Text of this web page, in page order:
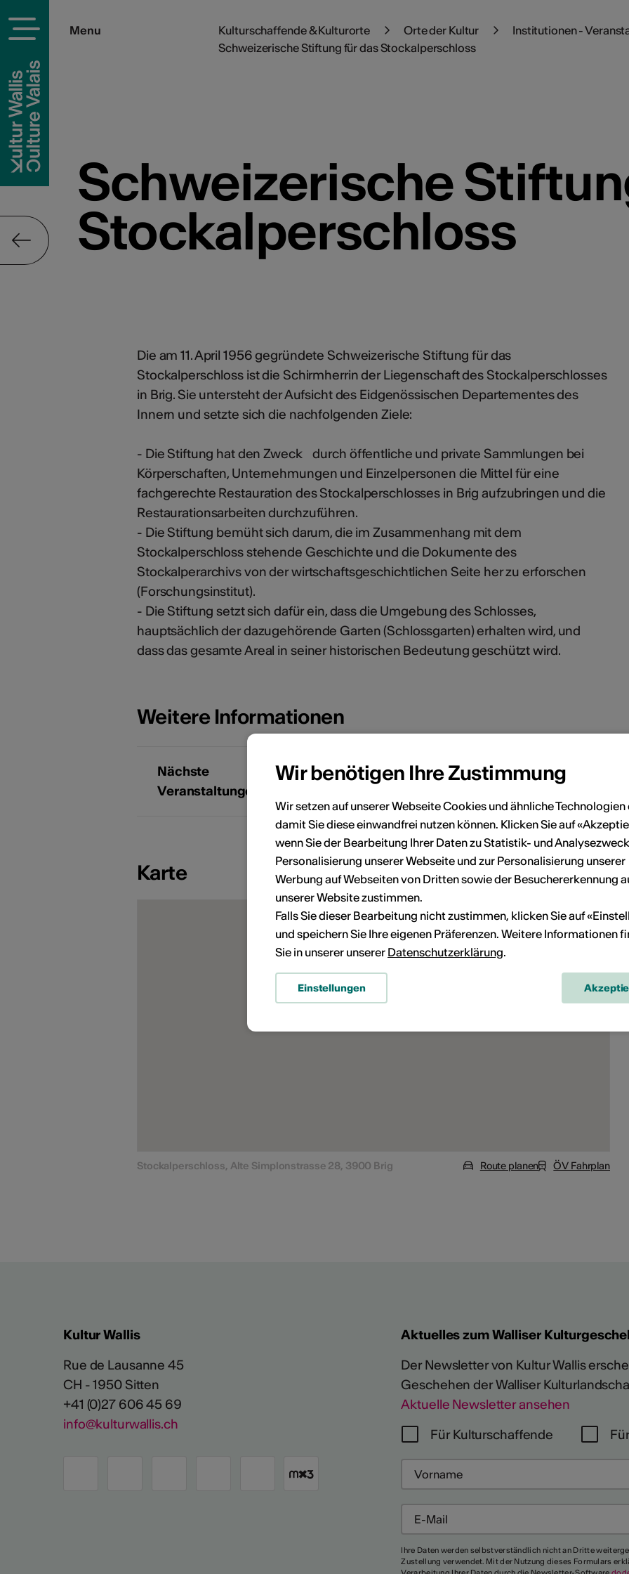
Menu Kulturschaffende & Kulturorte Orte der Kultur
Institutionen -
Schweizerische Stiftung für das Stockalperschloss
Schweizerische
Stockalperschloss
Die am 11. April 1956 gegründete Schweizerische Stiftung für das
Stockalperschloss ist die Schirmherrin der Liegenschaft des Stockalperschlosses
in Brig. Sie untersteht der Aufsicht des Eidgenössischen Departementes des
Innern und setzte sich die nachfolgenden Ziele:
- Die Stiftung hat den Zweck durch öffentliche und private Sammlungen bei
Körperschaften, Unternehmungen und Einzelpersonen die Mittel für eine
fachgerechte Restauration des Stockalperschlosses in Brig aufzubringen und die
Restaurationsarbeiten durchzuführen.
- Die Stiftung bemüht sich darum, die im Zusammenhang mit dem
Stockalperschloss stehende Geschichte und die Dokumente des
Stockalperarchivs von der wirtschaftsgeschichtlichen Seite her zu erforschen
(Forschungsinstitut).
- Die Stiftung setzt sich dafür ein, dass die Umgebung des Schlosses,
hauptsächlich der dazugehörende Garten (Schlossgarten) erhalten wird, und
dass das gesamte Areal in seiner historischen Bedeutung geschützt wird.
Weitere Informationen
Nächste
Veranstaltungen
04.10.2026
Karte
Stockalperschloss, Alte Simplonstrasse 28, 3900 Brig Route planen ÖV Fahrplan
Kultur Wallis
Rue de Lausanne 45
CH - 1950 Sitten
+41 (0)27 606 45 69
info@kulturwallis.ch
Aktuelles zum Walliser
Der Newsletter von Kultur Wallis
Geschehen der Walliser
Aktuelle Newsletter ansehen
Für Kulturschaffende
Ihre Daten werden selbstverständlich nicht an Dritte
Zustellung verwendet. Mit der Nutzung dieses Formulars
Wir benötigen Ihre Zustimmung
Wir setzen auf unserer Webseite Cookies und ähnliche Technologien
damit Sie diese einwandfrei nutzen können. Klicken Sie auf
wenn Sie der Bearbeitung Ihrer Daten zu Statistik- und
Personalisierung unserer Webseite und zur Personalisierung unserer
Werbung auf Webseiten von Dritten sowie der Besuchererkennung
unserer Website zustimmen.
Falls Sie dieser Bearbeitung nicht zustimmen, klicken Sie auf
und speichern Sie Ihre eigenen Präferenzen. Weitere Informationen
Sie in unserer unserer Datenschutzerklärung.
Einstellungen